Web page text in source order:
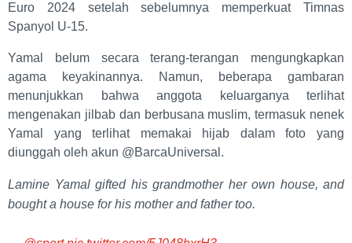
Euro 2024 setelah sebelumnya memperkuat Timnas
Spanyol U-15.
Yamal belum secara terang-terangan mengungkapkan
agama keyakinannya. Namun, beberapa gambaran
menunjukkan bahwa anggota keluarganya terlihat
mengenakan jilbab dan berbusana muslim, termasuk nenek
Yamal yang terlihat memakai hijab dalam foto yang
diunggah oleh akun @BarcaUniversal.
Lamine Yamal gifted his grandmother her own house, and
bought a house for his mother and father too.